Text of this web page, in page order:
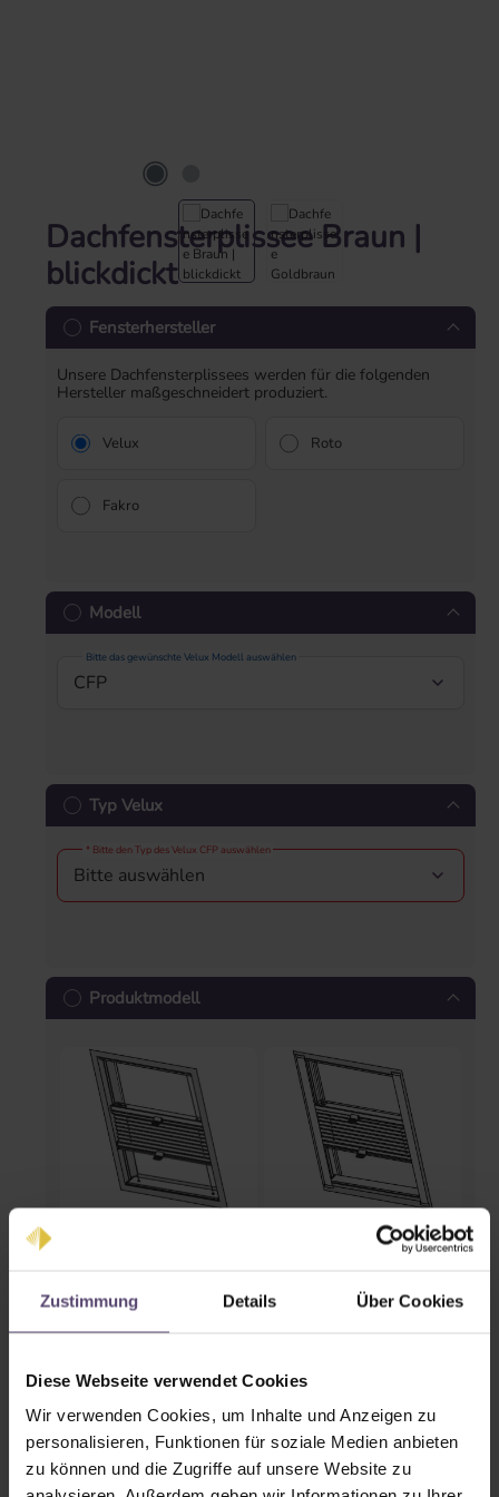
Zustimmung Details Über Cookies
Diese Webseite verwendet Cookies
Wir verwenden Cookies, um Inhalte und Anzeigen zu
personalisieren, Funktionen für soziale Medien anbieten
zu können und die Zugriffe auf unsere Website zu
Dachfensterplissee Braun |
blickdickt
Fensterhersteller
Unsere Dachfensterplissees werden für die folgenden
Hersteller maßgeschneidert produziert.
Velux Roto
Fakro
Modell
Bitte das gewünschte Velux Modell auswählen
Typ Velux
* Bitte den Typ des Velux CFP auswählen
Produktmodell
Schienenfarben